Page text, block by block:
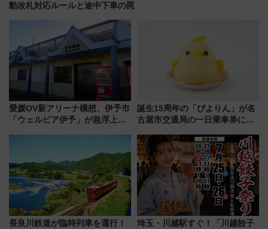
動改札対応ルールと途中下車の罠
愛媛OV新アリーナ構想、伊予市
「ウェルピア伊予」が急浮上！
誕生15周年の「ぴよりん」が名
古屋市交通局の一日乗車券に！
定1万5000枚】
長良川鉄道が臨時列車を運行！ 埼玉・川越駅すぐ！「川越餃子